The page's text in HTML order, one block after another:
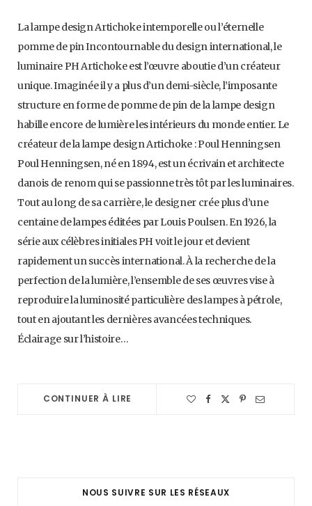
La lampe design Artichoke intemporelle ou l’éternelle
pomme de pin Incontournable du design international, le
luminaire PH Artichoke est l’œuvre aboutie d’un créateur
unique. Imaginée il y a plus d’un demi-siècle, l’imposante
structure en forme de pomme de pin de la lampe design
habille encore de lumière les intérieurs du monde entier. Le
créateur de la lampe design Artichoke : Poul Henningsen
Poul Henningsen, né en 1894, est un écrivain et architecte
danois de renom qui se passionne très tôt par les luminaires.
Tout au long de sa carrière, le designer crée plus d’une
centaine de lampes éditées par Louis Poulsen. En 1926, la
série aux célèbres initiales PH voit le jour et devient
rapidement un succès international. À la recherche de la
perfection de la lumière, l’ensemble de ses œuvres vise à
reproduire la luminosité particulière des lampes à pétrole,
tout en ajoutant les dernières avancées techniques.
Éclairage sur l’histoire…
CONTINUER À LIRE
NOUS SUIVRE SUR LES RÉSEAUX